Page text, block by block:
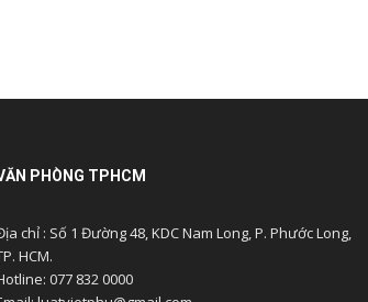
PHÒNG TPHCM
chỉ : Số 1 Đường 48, KDC Nam Long, P. Phước Long,
HCM.
077 832 0000